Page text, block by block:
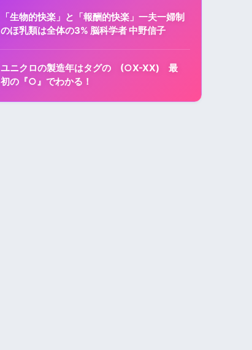
「生物的快楽」と「報酬的快楽」一夫一婦制
のほ乳類は全体の3% 脳科学者 中野信子
ユニクロの製造年はタグの (○X-XX) 最
初の『○』でわかる！